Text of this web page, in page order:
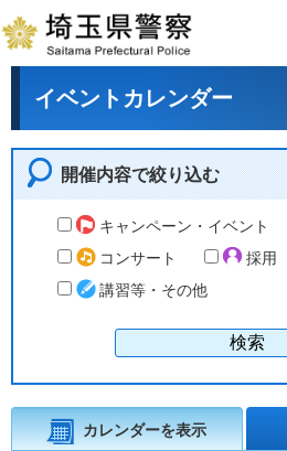
イベントカレンダー
開催内容で絞り込む
キャンペーン・イベント
コンサート
採用
講習等・その他
カレンダーを表示